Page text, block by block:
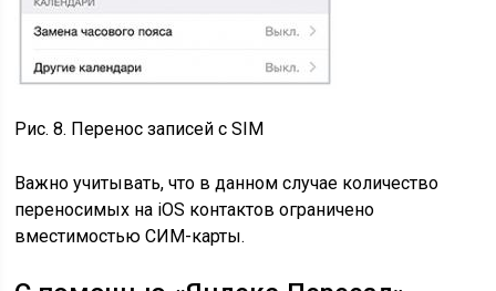
Рис. 8. Перенос записей с SIM
Важно учитывать, что в данном случае количество
переносимых на iOS контактов ограничено
вместимостью СИМ-карты.